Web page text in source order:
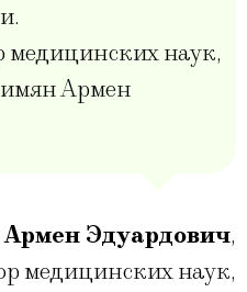
медицинских наук,
Армен
Эдуардович,
медицинских наук,